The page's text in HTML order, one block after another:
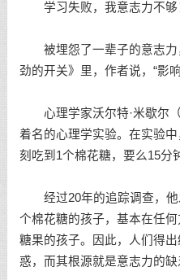
学习失败，我意志力不够
被埋怨了一辈子的意志力
劲的开关》里，作者说，“影
心理学家沃尔特·米歇尔（
着名的心理学实验。在实验
刻吃到1个棉花糖，要么15分
经过20年的追踪调查，他
个棉花糖的孩子，基本在任
糖果的孩子。因此，人们得
惑，而其根源就是意志力的缺